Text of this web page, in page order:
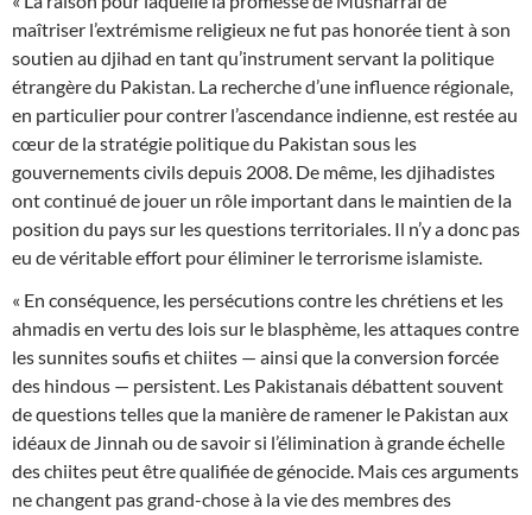
maîtriser l’extrémisme religieux ne fut pas honorée tient à son
soutien au djihad en tant qu’instrument servant la politique
étrangère du Pakistan. La recherche d’une influence régionale,
en particulier pour contrer l’ascendance indienne, est restée au
cœur de la stratégie politique du Pakistan sous les
gouvernements civils depuis 2008. De même, les djihadistes
ont continué de jouer un rôle important dans le maintien de la
position du pays sur les questions territoriales. Il n’y a donc pas
eu de véritable effort pour éliminer le terrorisme islamiste.
« En conséquence, les persécutions contre les chrétiens et les
ahmadis en vertu des lois sur le blasphème, les attaques contre
les sunnites soufis et chiites — ainsi que la conversion forcée
des hindous — persistent. Les Pakistanais débattent souvent
de questions telles que la manière de ramener le Pakistan aux
idéaux de Jinnah ou de savoir si l’élimination à grande échelle
des chiites peut être qualifiée de génocide. Mais ces arguments
ne changent pas grand-chose à la vie des membres des